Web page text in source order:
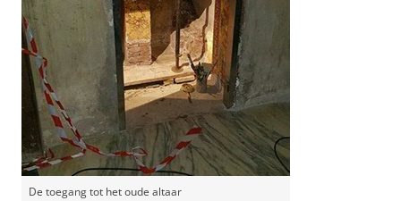
De toegang tot het oude altaar